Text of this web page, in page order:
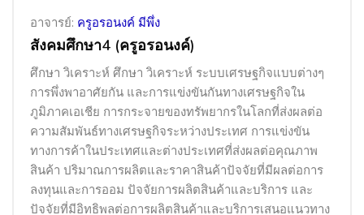
อาจารย์: ครูอรอนงค์ มีพึ่ง
สังคมศึกษา4 (ครูอรอนงค์)
ศึกษา วิเคราะห์ ศึกษา วิเคราะห์ ระบบเศรษฐกิจแบบต่างๆ
การพึ่งพาอาศัยกัน และการแข่งขันกันทางเศรษฐกิจใน
ภูมิภาคเอเชีย การกระจายของทรัพยากรในโลกที่ส่งผลต่อ
ความสัมพันธ์ทางเศรษฐกิจระหว่างประเทศ การแข่งขัน
ทางการค้าในประเทศและต่างประเทศที่ส่งผลต่อคุณภาพ
สินค้า ปริมาณการผลิตและราคาสินค้าปัจจัยที่มีผลต่อการ
ลงทุนและการออม ปัจจัยการผลิตสินค้าและบริการ และ
ปัจจัยที่มีอิทธิพลต่อการผลิตสินค้าและบริการเสนอแนวทาง